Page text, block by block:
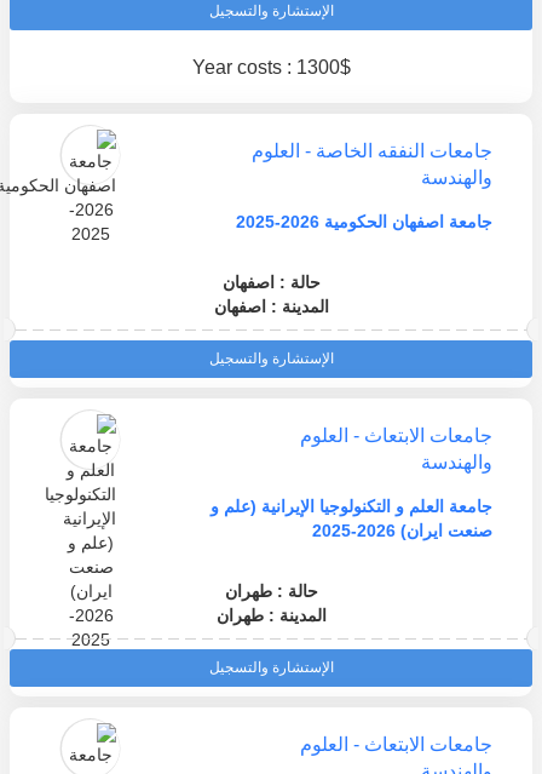
الإستشارة والتسجيل
Year costs : 1300$
جامعات النفقه الخاصة - العلوم
والهندسة
جامعة اصفهان الحكومية 2026-2025
حالة : اصفهان
المدينة : اصفهان
الإستشارة والتسجيل
جامعات الابتعاث - العلوم
والهندسة
جامعة العلم و التكنولوجيا الإيرانية (علم و
صنعت ايران) 2026-2025
حالة : طهران
المدينة : طهران
الإستشارة والتسجيل
جامعات الابتعاث - العلوم